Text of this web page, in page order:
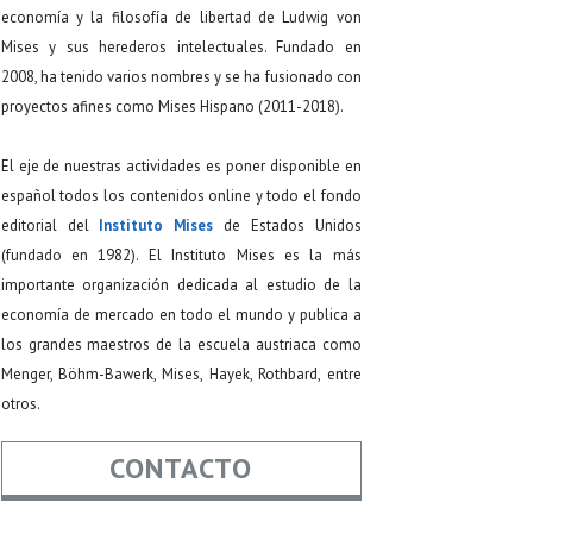
economía y la filosofía de libertad de Ludwig von
Mises y sus herederos intelectuales. Fundado en
2008, ha tenido varios nombres y se ha fusionado con
proyectos afines como Mises Hispano (2011-2018).
El eje de nuestras actividades es poner disponible en
español todos los contenidos online y todo el fondo
editorial del Instituto Mises de Estados Unidos
(fundado en 1982). El Instituto Mises es la más
importante organización dedicada al estudio de la
economía de mercado en todo el mundo y publica a
los grandes maestros de la escuela austriaca como
Menger, Böhm-Bawerk, Mises, Hayek, Rothbard, entre
otros.
CONTACTO